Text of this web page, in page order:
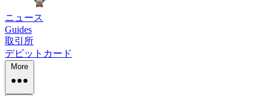
ニュース
Guides
取引所
デビットカード
More